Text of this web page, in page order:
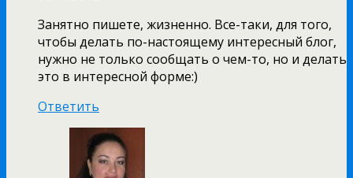
Занятно пишете, жизненно. Все-таки, для того,
чтобы делать по-настоящему интересный блог,
нужно не только сообщать о чем-то, но и делать
это в интересной форме:)
Ответить